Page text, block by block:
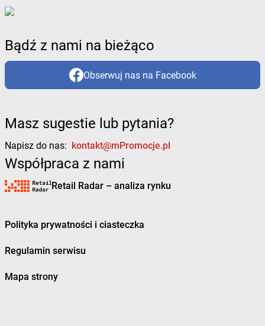
Bądź z nami na bieżąco
Obserwuj nas na Facebook
Masz sugestie lub pytania?
Napisz do nas: kontakt@mPromocje.pl
Współpraca z nami
Retail Radar – analiza rynku
Polityka prywatności i ciasteczka
Regulamin serwisu
Mapa strony